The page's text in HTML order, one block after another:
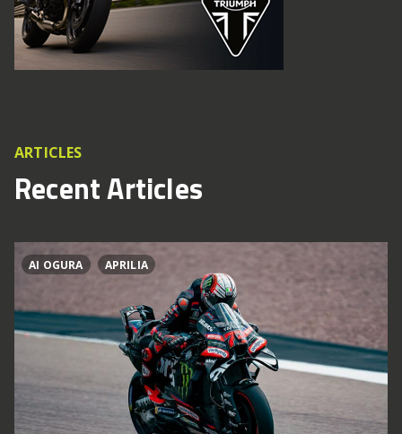
ARTICLES
Recent Articles
AI OGURA APRILIA